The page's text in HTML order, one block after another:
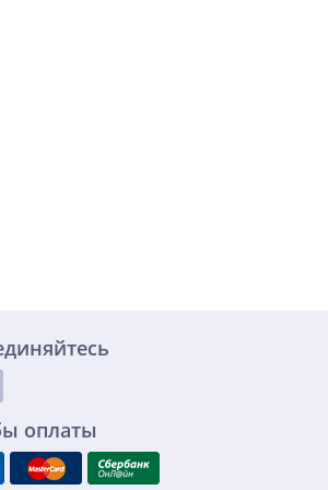
оплаты